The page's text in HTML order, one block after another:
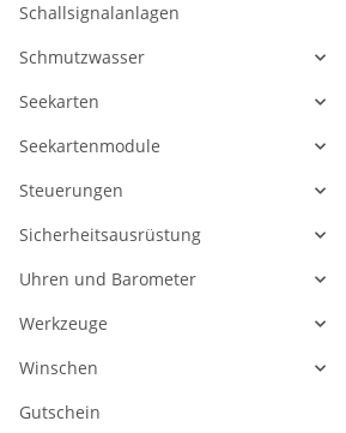
Schallsignalanlagen
Schmutzwasser
Seekarten
Seekartenmodule
Steuerungen
Sicherheitsausrüstung
Uhren und Barometer
Werkzeuge
Winschen
Gutschein